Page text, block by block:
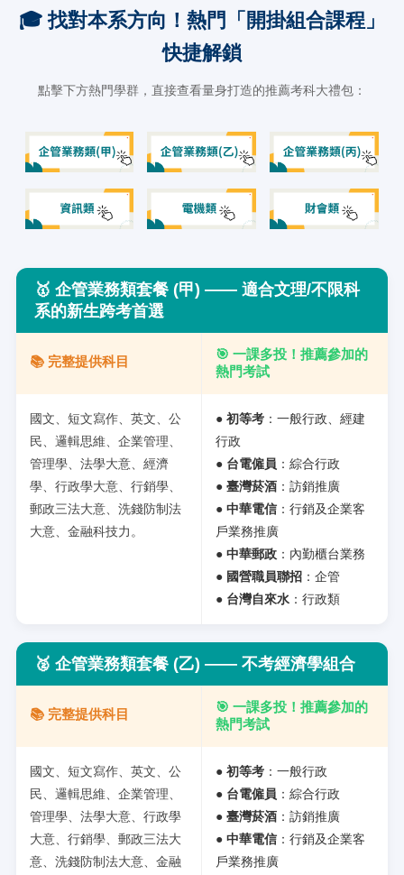
🎓 找對本系方向！熱門「開掛組合課程」
快捷解鎖
點擊下方熱門學群，直接查看量身打造的推薦考科大禮包：
🥇 企管業務類套餐 (甲) —— 適合文理/不限科
系的新生跨考首選
📚 完整提供科目
🎯 一課多投！推薦參加的
熱門考試
國文、短文寫作、英文、公
民、邏輯思維、企業管理、
管理學、法學大意、經濟
學、行政學大意、行銷學、
郵政三法大意、洗錢防制法
大意、金融科技力。
● 初等考：一般行政、經建
行政
● 台電僱員 ：綜合行政
● 臺灣菸酒：訪銷推廣
● 中華電信：行銷及企業客
戶業務推廣
● 中華郵政：內勤櫃台業務
● 國營職員聯招：企管
● 台灣自來水：行政類
🥈 企管業務類套餐 (乙) —— 不考經濟學組合
📚 完整提供科目
🎯 一課多投！推薦參加的
熱門考試
國文、短文寫作、英文、公
民、邏輯思維、企業管理、
管理學、法學大意、行政學
大意、行銷學、郵政三法大
意、洗錢防制法大意、金融
● 初等考：一般行政
● 台電僱員 ：綜合行政
● 臺灣菸酒：訪銷推廣
● 中華電信：行銷及企業客
戶業務推廣